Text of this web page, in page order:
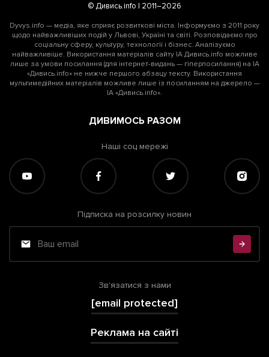
© Дивись.info | 2011–2026
Dyvys.info — медіа, яке сприяє розвиткові міста. Інформуємо з 2011 року
щодо найважливіших подій у Львові, Україні та світі. Розповідаємо про
соціальну сферу, культуру, технології і бізнес. Аналізуємо
найважливіше. Використання матеріалів сайту ІА Дивись.info можливе
лише за умови посилання (для інтернет-видань — гіперпосилання) на ІА
«Дивись.info» не нижче першого абзацу тексту. Використання
мультимедійних матеріалів можливе лише із посиланням на джерело —
ІА «Дивись.info».
ДИВИМОСЬ РАЗОМ
Наші соц мережі
Підписка на розсилку новин
Зв'язатися з нами
[email protected]
Реклама на сайті